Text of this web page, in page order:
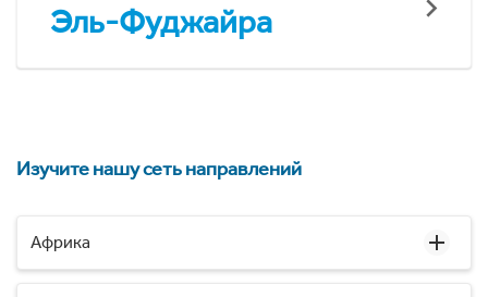
Эль-Фуджайра
Изучите нашу сеть направлений
Африка